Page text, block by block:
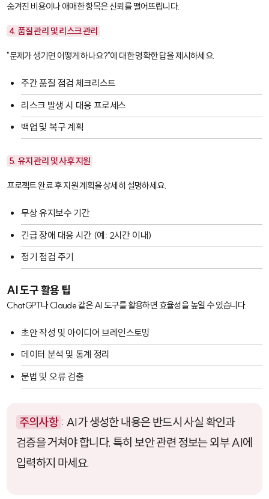
숨겨진 비용이나 애매한 항목은 신뢰를 떨어뜨립니다.
4. 품질 관리 및 리스크 관리
"문제가 생기면 어떻게 하나요?"에 대한 명확한 답을 제시하세요.
주간 품질 점검 체크리스트
리스크 발생 시 대응 프로세스
백업 및 복구 계획
5. 유지 관리 및 사후 지원
프로젝트 완료 후 지원 계획을 상세히 설명하세요.
무상 유지보수 기간
긴급 장애 대응 시간 (예: 2시간 이내)
정기 점검 주기
AI 도구 활용 팁
ChatGPT나Claude같은 AI 도구를 활용하면 효율성을 높일 수 있습니다.
초안 작성 및 아이디어 브레인스토밍
데이터 분석 및 통계 정리
문법 및 오류 검출
주의사항 : AI가 생성한 내용은 반드시 사실 확인과
검증을 거쳐야 합니다. 특히 보안 관련 정보는 외부 AI에
입력하지 마세요.